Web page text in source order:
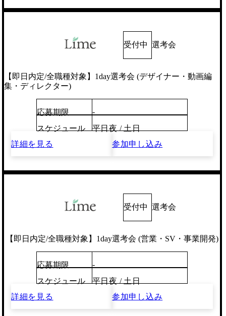
受付中 選考会
【即日内定/全職種対象】1day選考会 (デザイナー・動画編
集・ディレクター)
応募期限
-
スケジュール
平日夜 / 土日
詳細を見る
参加申し込み
受付中 選考会
【即日内定/全職種対象】1day選考会 (営業・SV・事業開発)
応募期限
-
スケジュール
平日夜 / 土日
詳細を見る
参加申し込み